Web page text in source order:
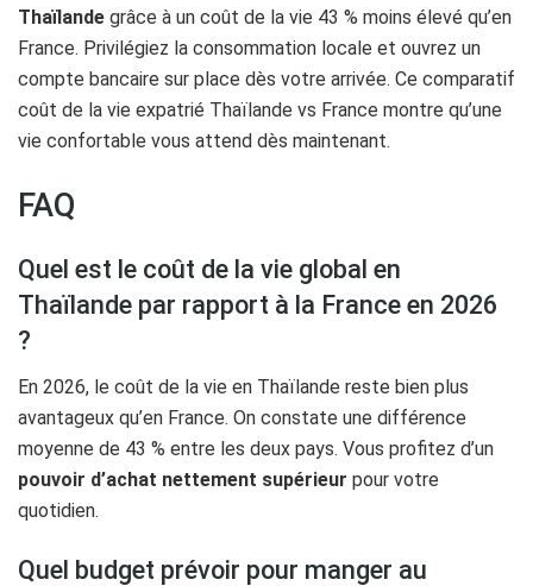
Thaïlande grâce à un coût de la vie 43 % moins élevé qu’en
France. Privilégiez la consommation locale et ouvrez un
compte bancaire sur place dès votre arrivée. Ce comparatif
coût de la vie expatrié Thaïlande vs France montre qu’une
vie confortable vous attend dès maintenant.
FAQ
Quel est le coût de la vie global en
Thaïlande par rapport à la France en 2026
?
En 2026, le coût de la vie en Thaïlande reste bien plus
avantageux qu’en France. On constate une différence
moyenne de 43 % entre les deux pays. Vous profitez d’un
pouvoir d’achat nettement supérieur pour votre
quotidien.
Quel budget prévoir pour manger au